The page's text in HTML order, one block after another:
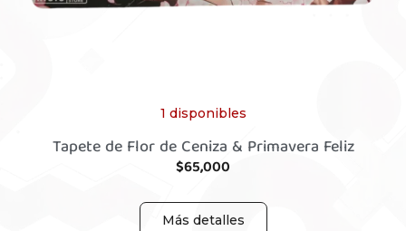
1 disponibles
Tapete de Flor de Ceniza & Primavera Feliz
$65,000
Más detalles